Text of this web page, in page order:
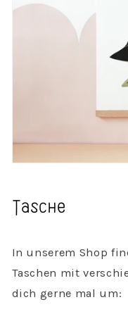
Tasche
In unserem Shop
Taschen mit
dich gerne mal um: